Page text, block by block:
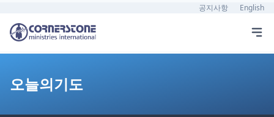
공지사항 English
오늘의기도